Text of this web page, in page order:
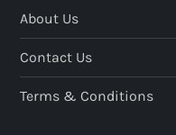
About Us
Contact Us
Terms & Conditions